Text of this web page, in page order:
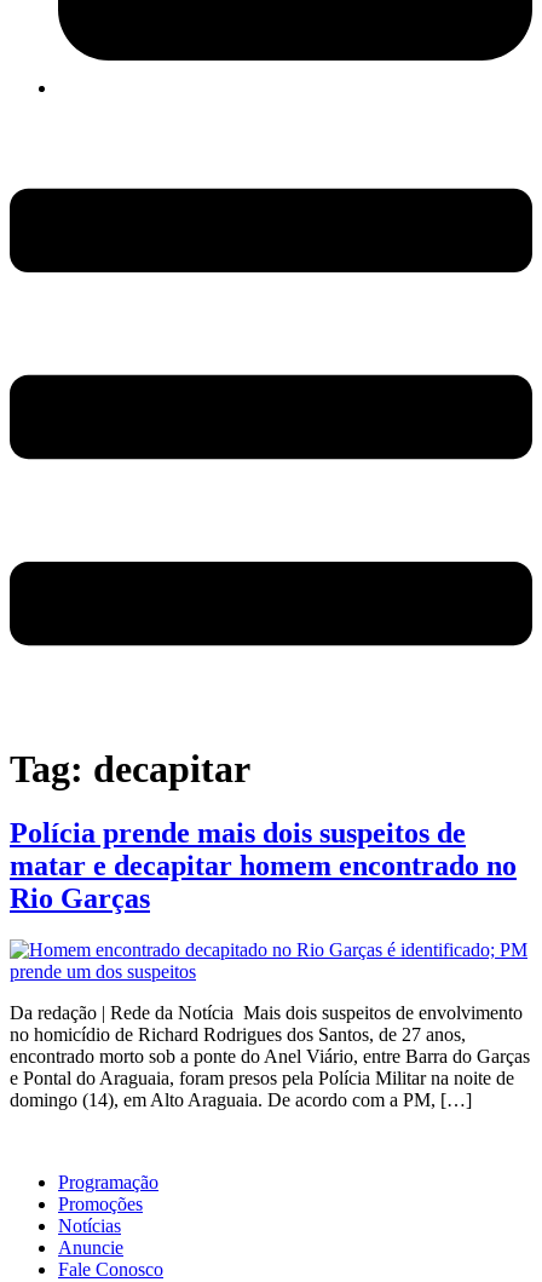
Tag: decapitar
Polícia prende mais dois suspeitos de
matar e decapitar homem encontrado no
Rio Garças
Da redação | Rede da Notícia Mais dois suspeitos de envolvimento
no homicídio de Richard Rodrigues dos Santos, de 27 anos,
encontrado morto sob a ponte do Anel Viário, entre Barra do Garças
e Pontal do Araguaia, foram presos pela Polícia Militar na noite de
domingo (14), em Alto Araguaia. De acordo com a PM, […]
Programação
Promoções
Notícias
Anuncie
Fale Conosco